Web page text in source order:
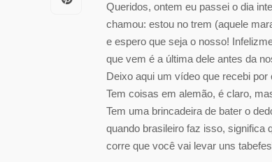
Queridos, ontem eu passei o dia
chamou: estou no trem (aquele
e espero que seja o nosso!
que vem é a última dele antes da
Deixo aqui um vídeo que recebi
Tem coisas em alemão, é claro,
Tem uma brincadeira de bater o
quando brasileiro faz isso, significa
corre que você vai levar uns